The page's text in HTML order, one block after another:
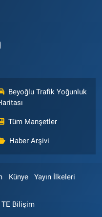
Beyoğlu Trafik Yoğunluk
Tüm Manşetler
Haber Arşivi
Künye Yayın İlkeleri
TE Bilişim